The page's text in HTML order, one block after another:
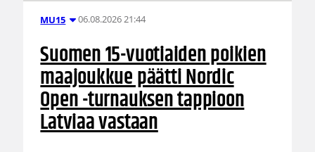
MU15 06.08.2026 21:44
Suomen 15-vuotiaiden poikien
maajoukkue päätti Nordic
Open -turnauksen tappioon
Latviaa vastaan